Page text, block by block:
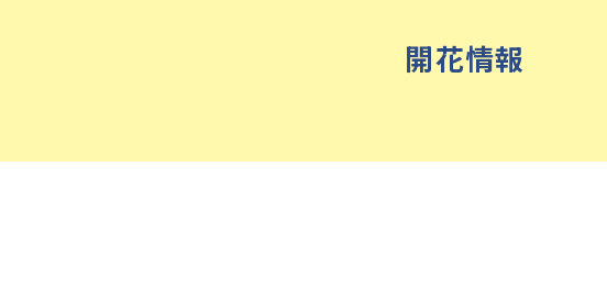
開花情報